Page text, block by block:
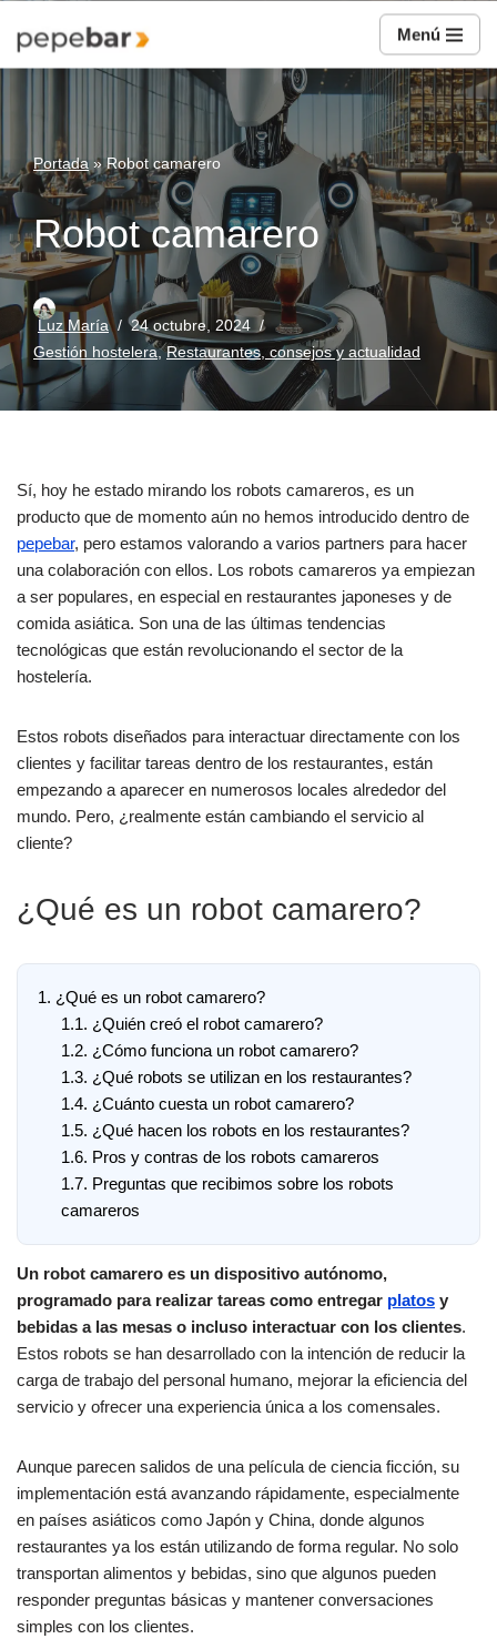
Saltar
Menú
Portada»Robot camarero
Robot camarero
Luz María
24 octubre, 2024
Gestión hostelera,Restaurantes, consejos y actualidad
Sí, hoy he estado mirando los robots camareros, es un
producto que de momento aún no hemos introducido dentro de
pepebar, pero estamos valorando a varios partners para hacer
una colaboración con ellos. Los robots camareros ya empiezan
a ser populares, en especial en restaurantes japoneses y de
comida asiática. Son una de las últimas tendencias
tecnológicas que están revolucionando el sector de la
hostelería.
Estos robots diseñados para interactuar directamente con los
clientes y facilitar tareas dentro de los restaurantes, están
empezando a aparecer en numerosos locales alrededor del
mundo. Pero, ¿realmente están cambiando el servicio al
cliente?
¿Qué es un robot camarero?
1. ¿Qué es un robot camarero?
1.1. ¿Quién creó el robot camarero?
1.2. ¿Cómo funciona un robot camarero?
1.3. ¿Qué robots se utilizan en los restaurantes?
1.4. ¿Cuánto cuesta un robot camarero?
1.5. ¿Qué hacen los robots en los restaurantes?
1.6. Pros y contras de los robots camareros
1.7. Preguntas que recibimos sobre los robots
camareros
Un robot camarero es un dispositivo autónomo,
programado para realizar tareas como entregar platos y
bebidas a las mesas o incluso interactuar con los clientes.
Estos robots se han desarrollado con la intención de reducir la
carga de trabajo del personal humano, mejorar la eficiencia del
servicio y ofrecer una experiencia única a los comensales.
Aunque parecen salidos de una película de ciencia ficción, su
implementación está avanzando rápidamente, especialmente
en países asiáticos como Japón y China, donde algunos
restaurantes ya los están utilizando de forma regular. No solo
transportan alimentos y bebidas, sino que algunos pueden
responder preguntas básicas y mantener conversaciones
simples con los clientes.